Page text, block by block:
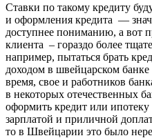
Ставки по такому кредиту
и оформления кредита —
доступнее пониманию, а вот
клиента – гораздо более
например, пытаться брать
доходом в швейцарском банке
время, свое и работников
в некоторых отечественных
оформить кредит или
зарплатой и приличной
то в Швейцарии это было